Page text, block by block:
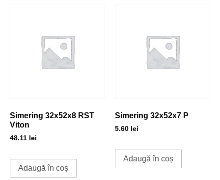
Simering 32x52x8 RST
Viton
48.11 lei
Adaugă în coș
Simering 32x52x7 P
5.60 lei
Adaugă în coș